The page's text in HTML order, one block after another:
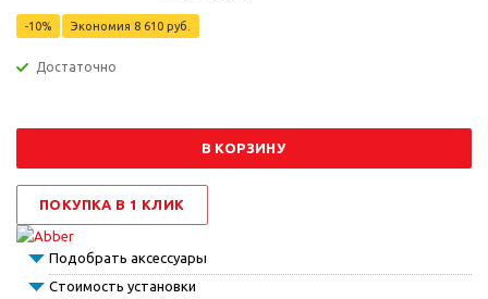
-10% Экономия 8 610 руб.
Достаточно
В КОРЗИНУ
ПОКУПКА В 1 КЛИК
Подобрать аксессуары
Стоимость установки